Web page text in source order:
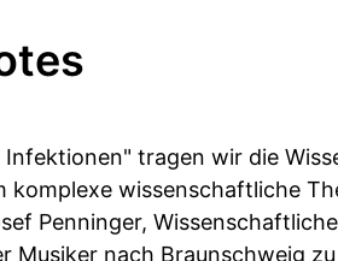
tragen wir die
wissenschaftliche
Penninger,
Musiker nach Braunschweig